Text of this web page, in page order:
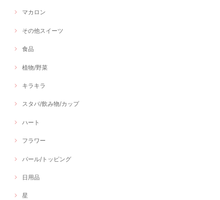
マカロン
その他スイーツ
食品
植物/野菜
キラキラ
スタバ/飲み物/カップ
ハート
フラワー
パール/トッピング
日用品
星